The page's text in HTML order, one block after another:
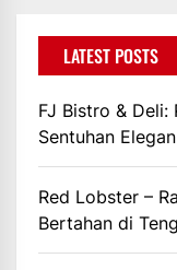
LATEST POSTS
FJ Bistro & Deli:
Sentuhan
Red Lobster –
Bertahan di